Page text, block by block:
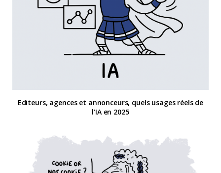
Editeurs, agences et annonceurs, quels usages réels de
l’IA en 2025